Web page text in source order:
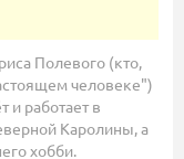
Полевого (кто,
человеке")
работает в
Каролины, а
хобби.